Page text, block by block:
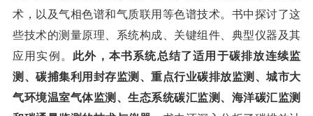
术，以及气相色谱和气质联用等色谱技术。书中探讨了这
些技术的测量原理、系统构成、关键组件、典型仪器及其
应用实例。 此外，本书系统总结了适用于碳排放连续监
测、碳捕集利用封存监测、重点行业碳排放监测、城市大
气环境温室气体监测、生态系统碳汇监测、海洋碳汇监测